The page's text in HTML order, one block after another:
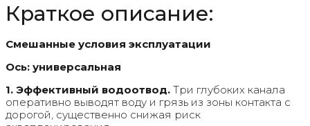
Краткое описание:
Смешанные условия эксплуатации
Ось: универсальная
1. Эффективный водоотвод. Три глубоких канала
оперативно выводят воду и грязь из зоны контакта с
дорогой, существенно снижая риск